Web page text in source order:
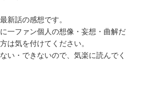
新話の感想です。
一ファン個人の想像・妄想・曲解だ
は気を付けてください。
い・できないので、気楽に読んでく